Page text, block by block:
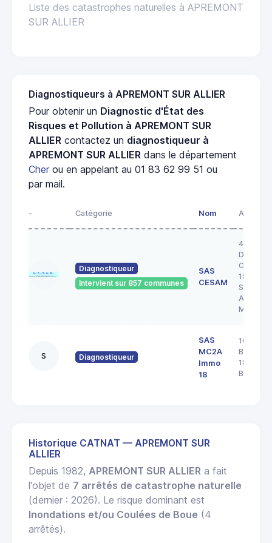
Liste des catastrophes naturelles à APREMONT
SUR ALLIER
Diagnostiqueurs à APREMONT SUR ALLIER
Pour obtenir un Diagnostic d'État des
Risques et Pollution à APREMONT SUR
ALLIER contactez un diagnostiqueur à
APREMONT SUR ALLIER dans le département
Cher ou en appelant au 01 83 62 99 51 ou
par mail.
- Catégorie Nom Adresse
Diagnostiqueur
Intervient sur 857 communes
SAS
CESAM
43 RUE
COULON
18200
SAINT
AMAND
S Diagnostiqueur
SAS
MC2A
Immo
18
103 rue
Barbès
18000
Historique CATNAT — APREMONT SUR
ALLIER
Depuis 1982, APREMONT SUR ALLIER a fait
l'objet de 7 arrêtés de catastrophe naturelle
(dernier : 2026). Le risque dominant est
Inondations et/ou Coulées de Boue (4
arrêtés).